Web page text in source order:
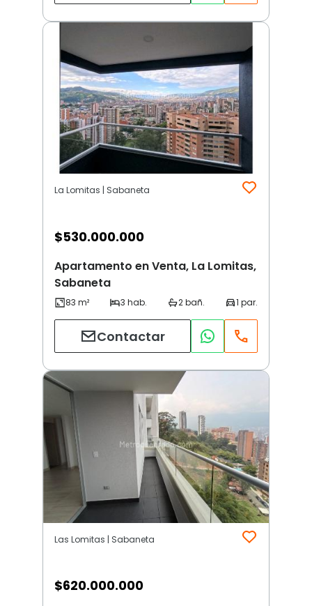
La Lomitas | Sabaneta
$530.000.000
Apartamento en Venta, La Lomitas,
Sabaneta
Contactar
Las Lomitas | Sabaneta
$620.000.000